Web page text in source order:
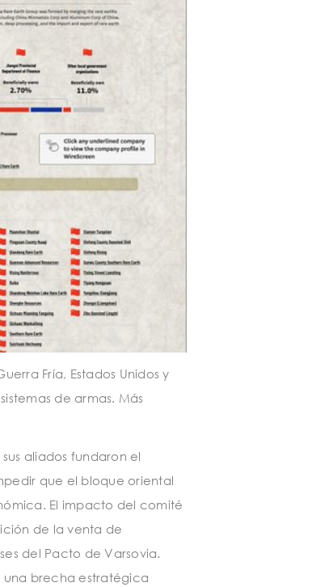
Fría, Estados Unidos y
de armas. Más
aliados fundaron el
que el bloque oriental
El impacto del comité
de la venta de
del Pacto de Varsovia.
una brecha estratégica